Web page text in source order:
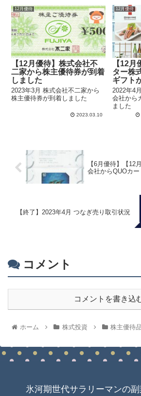
12月優待
【12月優待】株式会社不
二家から株主優待券が到着
しました
2023年3月 株式会社不二家から
株主優待券が到着しました
2023.03.10
12月優待
【12
ター株
ギフト
2022年4
会社から
ました
【6月優待】【12
会社からQUOカ
【終了】2023年4月 つなぎ売り取引状況
コメント
コメントを書き込
ホーム 株式投資 株主優待品
氷河期世代サラリーマンの